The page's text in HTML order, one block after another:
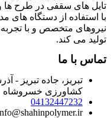
تایل های سقفی در طرح ها و
با استفاده از دستگاه های
نیروهای متخصص و با
تولید می کند.
تماس با ما
تبریز، جاده تبریز -
کشاورزی خسروشاه
04132447232
info@shahinpolymer.ir